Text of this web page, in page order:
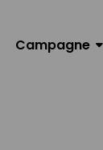
Campagne